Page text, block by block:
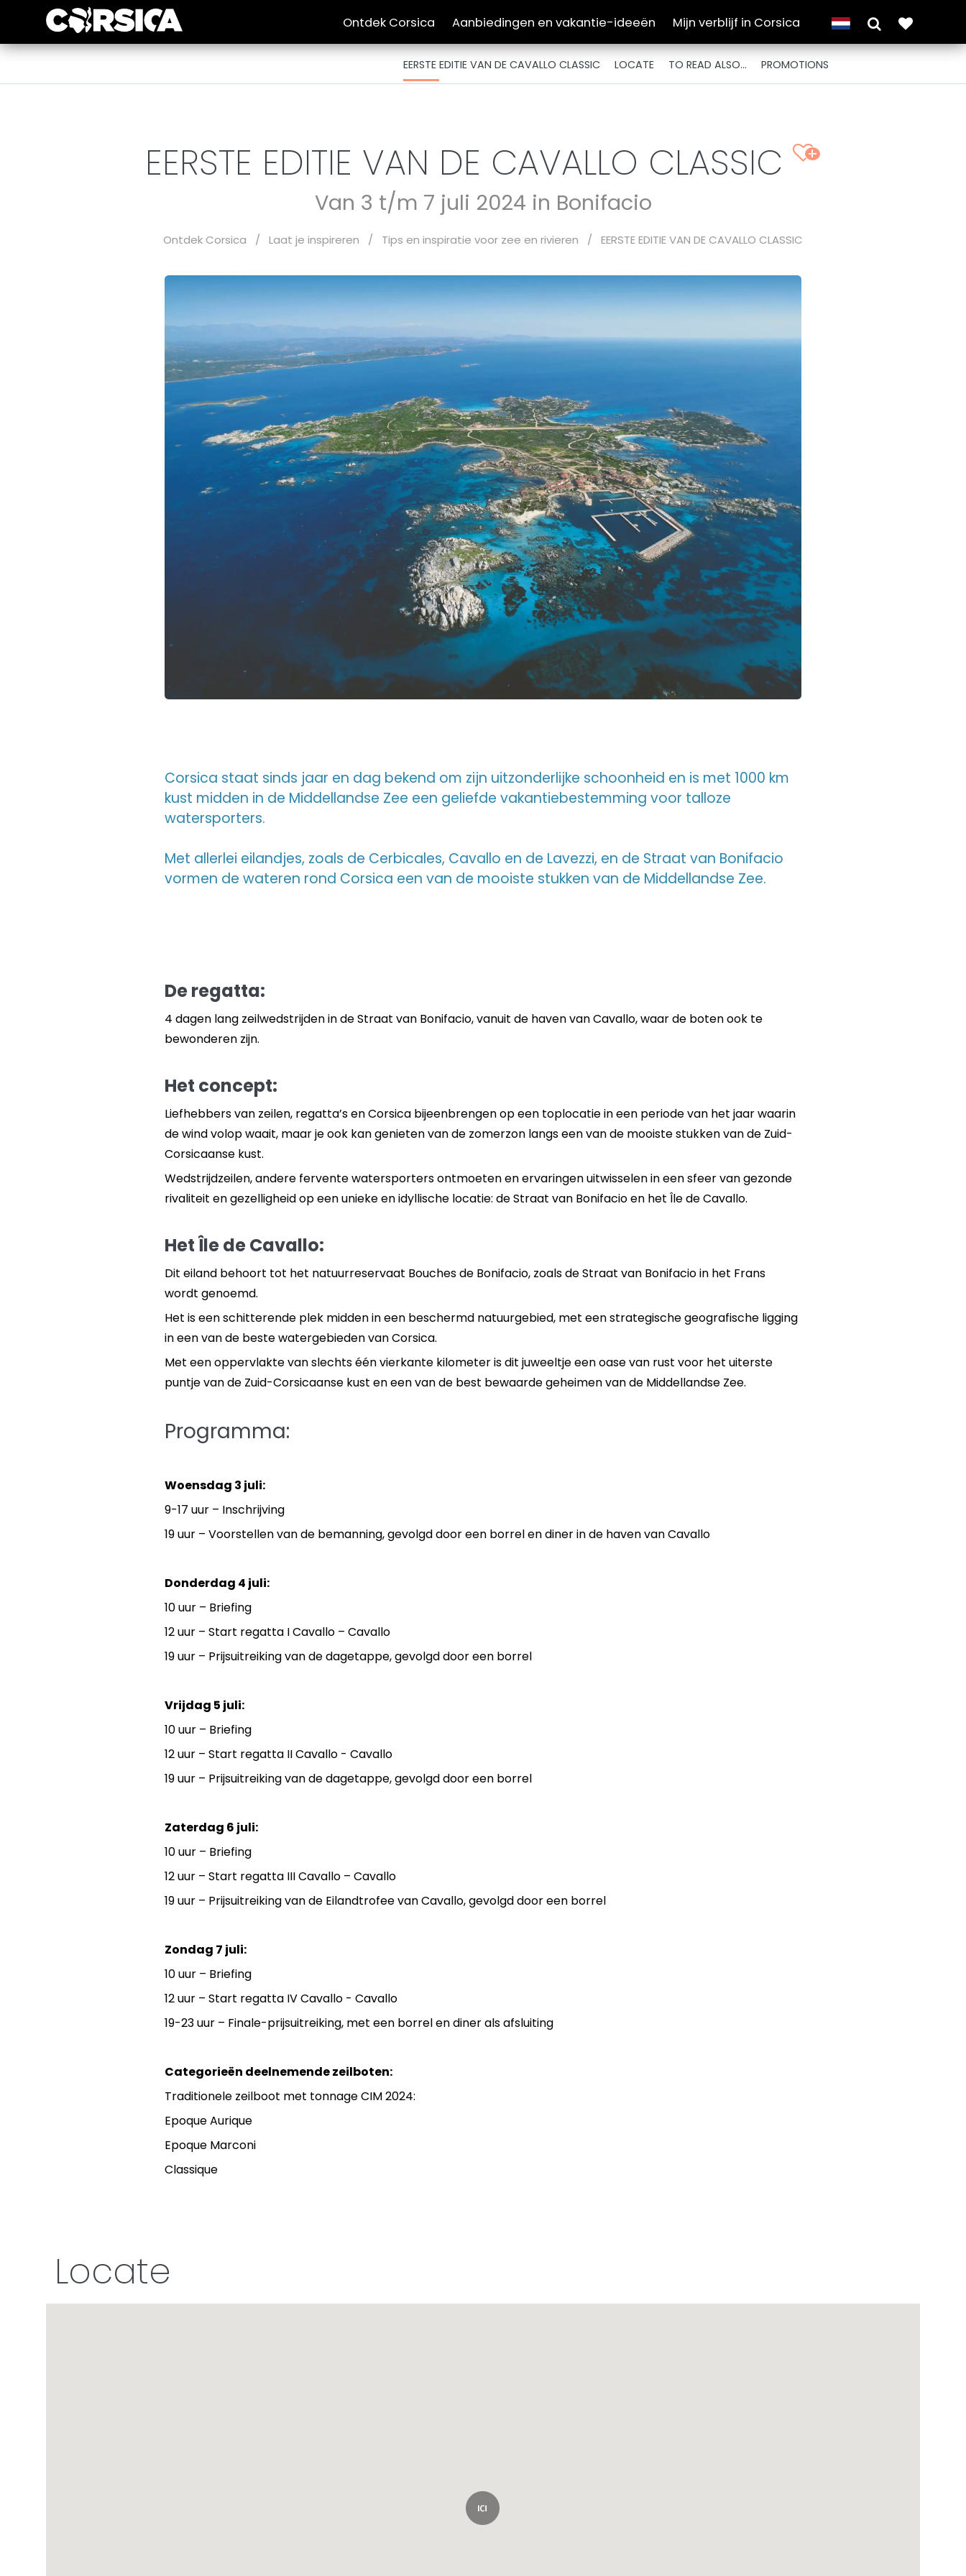
Ontdek Corsica Aanbiedingen en vakantie-ideeën Mijn verblijf in Corsica
EERSTE EDITIE VAN DE CAVALLO CLASSIC LOCATE TO READ ALSO... PROMOTIONS
EERSTE EDITIE VAN DE CAVALLO CLASSIC +
Van 3 t/m 7 juli 2024 in Bonifacio
Ontdek Corsica / Laat je inspireren / Tips en inspiratie voor zee en rivieren / EERSTE EDITIE VAN DE CAVALLO CLASSIC
Corsica staat sinds jaar en dag bekend om zijn uitzonderlijke schoonheid en is met 1000 km
kust midden in de Middellandse Zee een geliefde vakantiebestemming voor talloze
watersporters.
Met allerlei eilandjes, zoals de Cerbicales, Cavallo en de Lavezzi, en de Straat van Bonifacio
vormen de wateren rond Corsica een van de mooiste stukken van de Middellandse Zee.
De regatta:
4 dagen lang zeilwedstrijden in de Straat van Bonifacio, vanuit de haven van Cavallo, waar de boten ook te
bewonderen zijn.
Het concept:
Liefhebbers van zeilen, regatta’s en Corsica bijeenbrengen op een toplocatie in een periode van het jaar waarin
de wind volop waait, maar je ook kan genieten van de zomerzon langs een van de mooiste stukken van de Zuid-
Corsicaanse kust.
Wedstrijdzeilen, andere fervente watersporters ontmoeten en ervaringen uitwisselen in een sfeer van gezonde
rivaliteit en gezelligheid op een unieke en idyllische locatie: de Straat van Bonifacio en het Île de Cavallo.
Het Île de Cavallo:
Dit eiland behoort tot het natuurreservaat Bouches de Bonifacio, zoals de Straat van Bonifacio in het Frans
wordt genoemd.
Het is een schitterende plek midden in een beschermd natuurgebied, met een strategische geografische ligging
in een van de beste watergebieden van Corsica.
Met een oppervlakte van slechts één vierkante kilometer is dit juweeltje een oase van rust voor het uiterste
puntje van de Zuid-Corsicaanse kust en een van de best bewaarde geheimen van de Middellandse Zee.
Programma:
Woensdag 3 juli:
9-17 uur – Inschrijving
19 uur – Voorstellen van de bemanning, gevolgd door een borrel en diner in de haven van Cavallo
Donderdag 4 juli:
10 uur – Briefing
12 uur – Start regatta I Cavallo – Cavallo
19 uur – Prijsuitreiking van de dagetappe, gevolgd door een borrel
Vrijdag 5 juli:
10 uur – Briefing
12 uur – Start regatta II Cavallo - Cavallo
19 uur – Prijsuitreiking van de dagetappe, gevolgd door een borrel
Zaterdag 6 juli:
10 uur – Briefing
12 uur – Start regatta III Cavallo – Cavallo
19 uur – Prijsuitreiking van de Eilandtrofee van Cavallo, gevolgd door een borrel
Zondag 7 juli:
10 uur – Briefing
12 uur – Start regatta IV Cavallo - Cavallo
19-23 uur – Finale-prijsuitreiking, met een borrel en diner als afsluiting
Categorieën deelnemende zeilboten:
Traditionele zeilboot met tonnage CIM 2024:
Epoque Aurique
Epoque Marconi
Classique
Locate